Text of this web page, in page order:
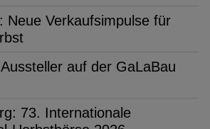
Neue Verkaufsimpulse für
auf der GaLaBau
73. Internationale